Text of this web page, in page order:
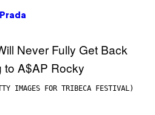
IMAGES FOR TRIBECA FESTIVAL)